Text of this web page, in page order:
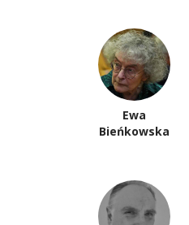
Ewa
Bieńkowska